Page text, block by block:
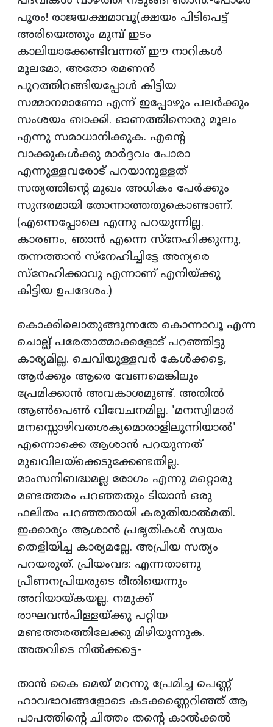
പൂരം! രാജയക്ഷമാവൂ(ക്ഷയം പിടിപെട്ട്
അരിയെത്തും മുമ്പ് ഇടം
കാലിയാക്കേണ്ടിവന്നത് ഈ നാറികള്‍
മൂലമോ, അതോ രമണന്‍
പുറത്തിറങ്ങിയപ്പോള്‍ കിട്ടിയ
സമ്മാനമാണോ എന്ന് ഇപ്പോഴും പലര്‍ക്കും
സംശയം ബാക്കി. ഓണത്തിനൊരു മൂലം
എന്നു സമാധാനിക്കുക. എന്റെ
വാക്കുകള്‍ക്കു മാര്‍ദ്ദവം പോരാ
എന്നുള്ളവരോട് പറയാനുള്ളത്
സത്യത്തിന്റെ മുഖം അധികം പേര്‍ക്കും
സുന്ദരമായി തോന്നാത്തതുകൊണ്ടാണ്.
(എന്നെപ്പോലെ എന്നു പറയുന്നില്ല.
കാരണം, ഞാന്‍ എന്നെ സ്‌നേഹിക്കുന്നു,
തന്നത്താന്‍ സ്‌നേഹിച്ചിട്ടേ അന്യരെ
സ്‌നേഹിക്കാവൂ എന്നാണ് എനിയ്ക്കു
കിട്ടിയ ഉപദേശം.)
കൊക്കിലൊതുങ്ങുന്നതേ കൊന്നാവൂ എന്ന
ചൊല്ല് പരേതാത്മാക്കളോട് പറഞ്ഞിട്ടു
കാര്യമില്ല. ചെവിയുള്ളവര്‍ കേള്‍ക്കട്ടെ,
ആര്‍ക്കും ആരെ വേണമെങ്കിലും
പ്രേമിക്കാന്‍ അവകാശമുണ്ട്. അതില്‍
ആണ്‍പെണ്‍ വിവേചനമില്ല. 'മനസ്വിമാര്‍
മനസ്സൊഴിവതശക്യമൊരാളിലൂന്നിയാല്‍'
എന്നൊക്കെ ആശാന്‍ പറയുന്നത്
മുഖവിലയ്‌ക്കെടുക്കേണ്ടതില്ല.
മാംസനിബദ്ധമല്ല രോഗം എന്നു മറ്റൊരു
മണ്ടത്തരം പറഞ്ഞതും ടിയാന്‍ ഒരു
ഫലിതം പറഞ്ഞതായി കരുതിയാല്‍മതി.
ഇക്കാര്യം ആശാന്‍ പ്രഭൃതികള്‍ സ്വയം
തെളിയിച്ച കാര്യമല്ലേ. അപ്രിയ സത്യം
പറയരുത്. പ്രിയംവദ: എന്നതാണു
പ്രീണനപ്രിയരുടെ രീതിയെന്നും
അറിയായ്കയല്ല. നമുക്ക്
രാഘവന്‍പിള്ളയ്ക്കു പറ്റിയ
മണ്ടത്തരത്തിലേക്കു മിഴിയൂന്നുക.
അതവിടെ നില്‍ക്കട്ടെ-
താന്‍ കൈ മെയ് മറന്നു പ്രേമിച്ച പെണ്ണ്
ഹാവഭാവങ്ങളോടെ കടക്കണ്ണെറിഞ്ഞ് ആ
പാപത്തിന്റെ ചിത്തം തന്റെ കാല്‍ക്കല്‍